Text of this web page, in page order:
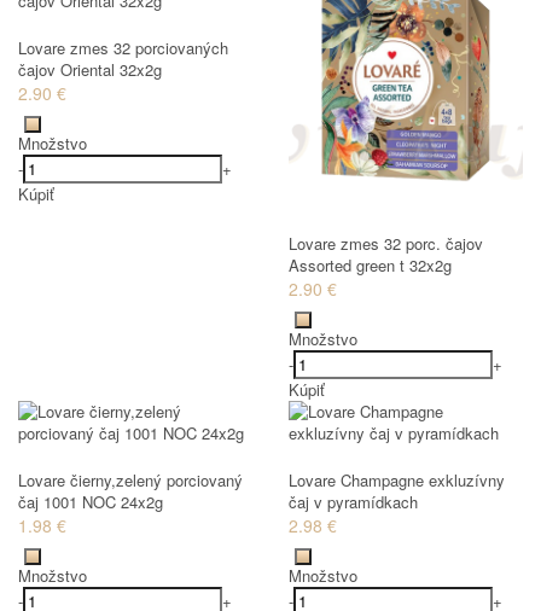
Lovare zmes 32 porciovaných
čajov Oriental 32x2g
2.90 €
Množstvo
-
+
Kúpiť
Lovare zmes 32 porc. čajov
Assorted green t 32x2g
2.90 €
Množstvo
-
+
Kúpiť
Lovare čierny,zelený porciovaný
čaj 1001 NOC 24x2g
1.98 €
Množstvo
-
+
Lovare Champagne exkluzívny
čaj v pyramídkach
2.98 €
Množstvo
-
+